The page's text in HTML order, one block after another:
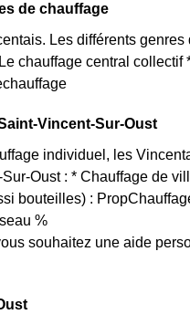
de chauffage
Les différents
chauffage central
Vincent-Sur-Oust
individuel, les
Oust : * Chauffage de
bouteilles) :
%
souhaitez une aide